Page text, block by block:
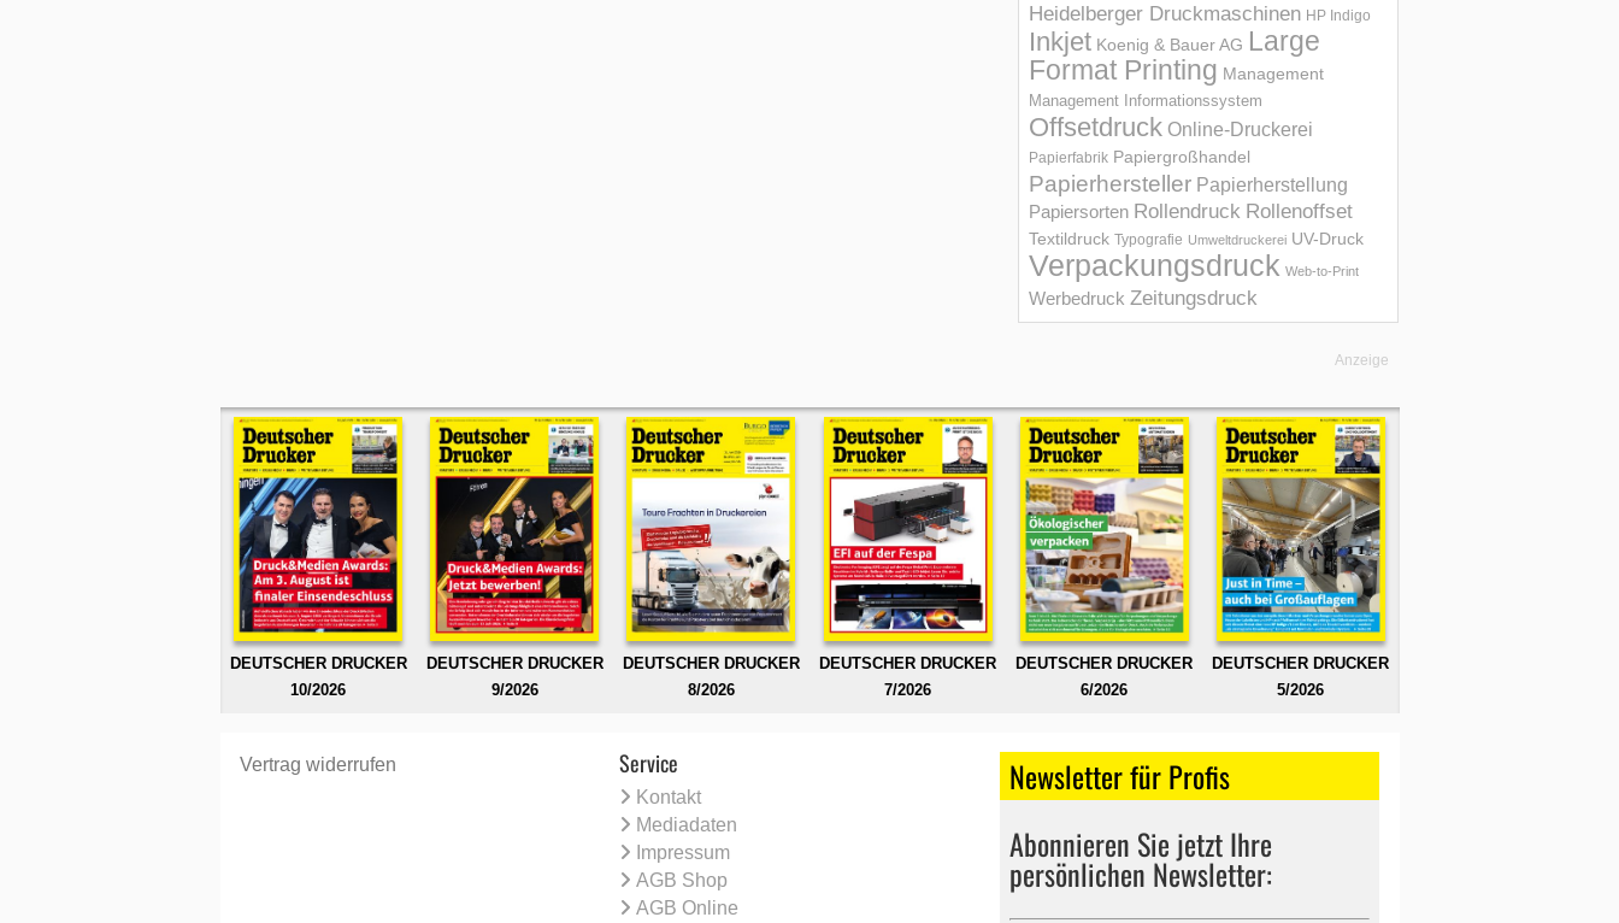
Heidelberger Druckmaschinen HP Indigo
Inkjet Koenig & Bauer AG Large
Format Printing Management
Management Informations­system
Offsetdruck Online-Druckerei
Papierfabrik Papiergroßhandel
Papierhersteller Papierherstellung
Papiersorten Rollendruck Rollenoffset
Textildruck Typografie Umweltdruckerei UV-Druck
Verpackungsdruck Web-to-Print
Werbedruck Zeitungsdruck
Anzeige
DEUTSCHER DRUCKER
10/2026
DEUTSCHER DRUCKER
9/2026
DEUTSCHER DRUCKER
8/2026
DEUTSCHER DRUCKER
7/2026
DEUTSCHER DRUCKER
6/2026
DEUTSCHER DRUCKER
5/2026
Vertrag widerrufen Service
Kontakt
Mediadaten
Impressum
AGB Shop
AGB Online
Newsletter für Profis
Abonnieren Sie jetzt Ihre
persönlichen Newsletter: